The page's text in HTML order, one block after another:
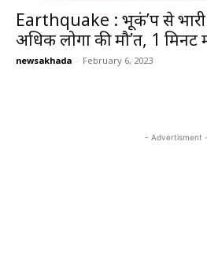
Earthquake : भूकं’प से भारी
अधिक लोगों की मौ’त, 1
newsakhada - February 6, 2023
- Advertisment -